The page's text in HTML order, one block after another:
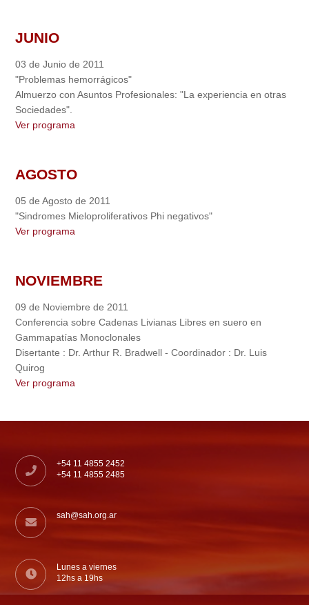
JUNIO
03 de Junio de 2011
"Problemas hemorrágicos"
Almuerzo con Asuntos Profesionales: "La experiencia en otras
Sociedades".
Ver programa
AGOSTO
05 de Agosto de 2011
"Sindromes Mieloproliferativos Phi negativos"
Ver programa
NOVIEMBRE
09 de Noviembre de 2011
Conferencia sobre Cadenas Livianas Libres en suero en
Gammapatías Monoclonales
Disertante : Dr. Arthur R. Bradwell - Coordinador : Dr. Luis
Quirog
Ver programa
+54 11 4855 2452
+54 11 4855 2485
sah@sah.org.ar
Lunes a viernes
12hs a 19hs